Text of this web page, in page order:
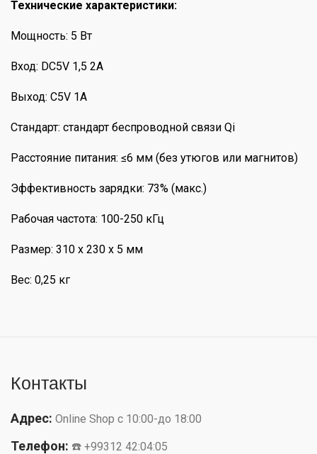
Технические характеристики:
Мощность: 5 Вт
Вход: DC5V 1,5 2A
Выход: C5V 1A
Стандарт: стандарт беспроводной связи Qi
Расстояние питания: ≤6 мм (без утюгов или магнитов)
Эффективность зарядки: 73% (макс.)
Рабочая частота: 100-250 кГц
Размер: 310 х 230 х 5 мм
Вес: 0,25 кг
Контакты
Адрес: Online Shop с 10:00-до 18:00
Телефон: ☎️ +99312 42:04:05